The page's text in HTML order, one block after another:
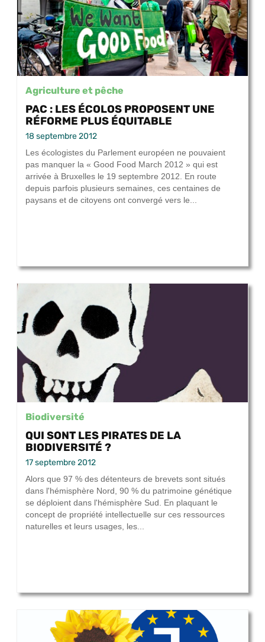
Agriculture et pêche
PAC : LES ÉCOLOS PROPOSENT UNE
RÉFORME PLUS ÉQUITABLE
18 septembre 2012
Les écologistes du Parlement européen ne pouvaient
pas manquer la « Good Food March 2012 » qui est
arrivée à Bruxelles le 19 septembre 2012. En route
depuis parfois plusieurs semaines, ces centaines de
paysans et de citoyens ont convergé vers le...
Biodiversité
QUI SONT LES PIRATES DE LA
BIODIVERSITÉ ?
17 septembre 2012
Alors que 97 % des détenteurs de brevets sont situés
dans l'hémisphère Nord, 90 % du patrimoine génétique
se déploient dans l'hémisphère Sud. En plaquant le
concept de propriété intellectuelle sur ces ressources
naturelles et leurs usages, les...